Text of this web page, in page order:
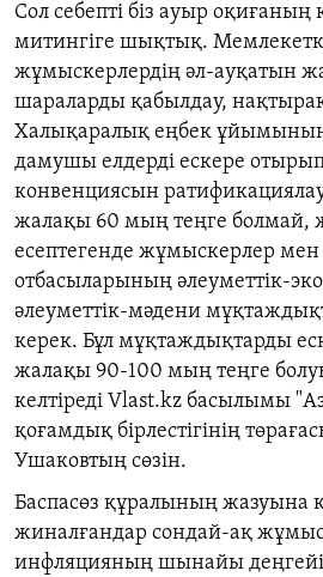
Сол себепті біз ауыр оқиғаның
митингіге шықтық.
жұмыскерлердің әл-ауқатын
шараларды қабылдау,
Халықаралық еңбек
дамушы елдерді ескере
конвенциясын
жалақы 60 мың теңге болмай,
есептегенде жұмыскерлер
отбасыларының әлеуметтік-
әлеуметтік-мәдени
керек. Бұл мұқтаждықтарды
жалақы 90-100 мың теңге
келтіреді Vlast.kz басылымы
қоғамдық бірлестігінің
Ушаковтың сөзін.
Баспасөз құралының жазуына
жиналғандар сондай-ақ жұмыс
инфляцияның шынайы